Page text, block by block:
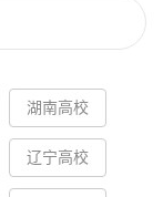
湖南高校
辽宁高校